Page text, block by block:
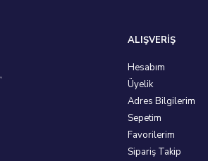
ALIŞVERİŞ
Hesabım
Üyelik
Adres Bilgilerim
Sepetim
Favorilerim
Sipariş Takip